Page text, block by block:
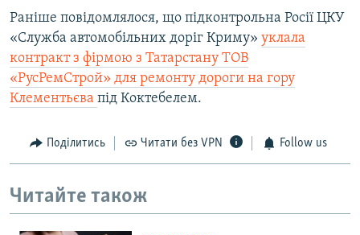
Раніше повідомлялося, що підконтрольна Росії ЦКУ
«Служба автомобільних доріг Криму» уклала
контракт з фірмою з Татарстану ТОВ
«РусРемСтрой» для ремонту дороги на гору
Клементьєва під Коктебелем.
Поділитись Читати без VPN Follow us
Читайте також